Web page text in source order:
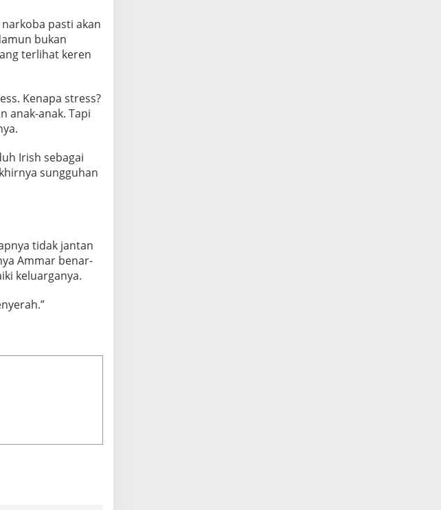
pasti akan
bukan
terlihat keren
Kenapa stress?
anak-anak. Tapi
Irish sebagai
sungguhan
tidak jantan
Ammar benar-
keluarganya.